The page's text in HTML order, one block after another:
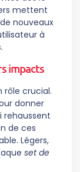
mettent
nouveaux
à
impacts
rôle crucial.
donner
rehaussent
de ces
Légers,
set de